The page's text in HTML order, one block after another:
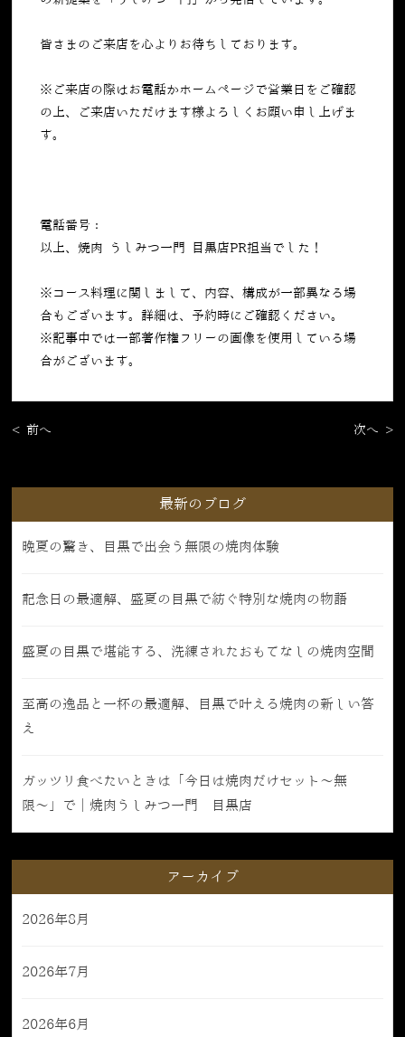
皆さまのご来店を心よりお待ちしております。
※ご来店の際はお電話かホームページで営業日をご確認
の上、ご来店いただけます様よろしくお願い申し上げま
す。
電話番号：
以上、焼肉 うしみつ一門 目黒店PR担当でした！
※コース料理に関しまして、内容、構成が一部異なる場
合もございます。詳細は、予約時にご確認ください。
※記事中では一部著作権フリーの画像を使用している場
合がございます。
< 前へ 次へ >
最新のブログ
晩夏の驚き、目黒で出会う無限の焼肉体験
記念日の最適解、盛夏の目黒で紡ぐ特別な焼肉の物語
盛夏の目黒で堪能する、洗練されたおもてなしの焼肉空間
至高の逸品と一杯の最適解、目黒で叶える焼肉の新しい答
え
ガッツリ食べたいときは「今日は焼肉だけセット〜無
限〜」で｜焼肉うしみつ一門 目黒店
アーカイブ
2026年8月
2026年7月
2026年6月